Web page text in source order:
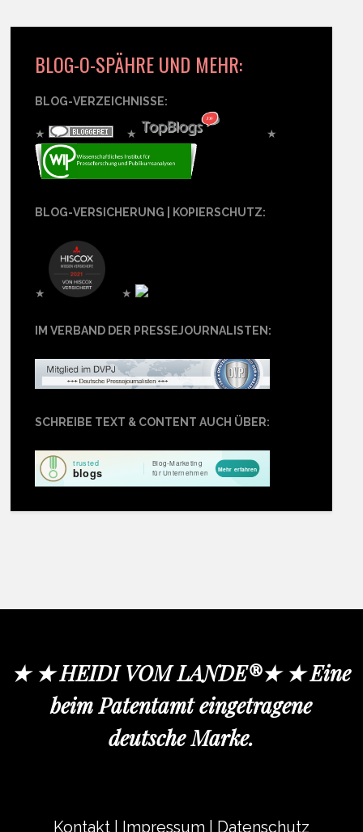
BLOG-O-SPÄHRE UND MEHR:
BLOG-VERZEICHNISSE:
★ ★ ★
BLOG-VERSICHERUNG | KOPIERSCHUTZ:
★ ★
IM VERBAND DER PRESSEJOURNALISTEN:
SCHREIBE TEXT & CONTENT AUCH ÜBER:
★ ★ HEIDI VOM LANDE®★ ★ Eine
beim Patentamt eingetragene
deutsche Marke.
Kontakt Impressum Datenschutz